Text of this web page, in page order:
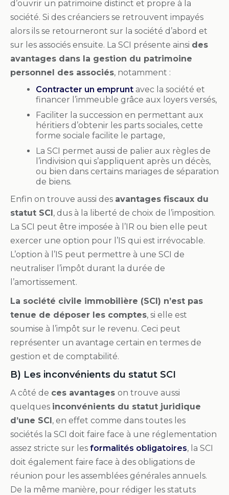
d’ouvrir un patrimoine distinct et propre à la
société. Si des créanciers se retrouvent impayés
alors ils se retourneront sur la société d’abord et
sur les associés ensuite. La SCI présente ainsi des
avantages dans la gestion du patrimoine
personnel des associés, notamment :
Contracter un emprunt avec la société et
financer l’immeuble grâce aux loyers versés,
Faciliter la succession en permettant aux
héritiers d’obtenir les parts sociales, cette
forme sociale facilite le partage,
La SCI permet aussi de palier aux règles de
l’indivision qui s’appliquent après un décès,
ou bien dans certains mariages de séparation
de biens.
Enfin on trouve aussi des avantages fiscaux du
statut SCI, dus à la liberté de choix de l’imposition.
La SCI peut être imposée à l’IR ou bien elle peut
exercer une option pour l’IS qui est irrévocable.
L’option à l’IS peut permettre à une SCI de
neutraliser l’impôt durant la durée de
l’amortissement.
La société civile immobilière (SCI) n’est pas
tenue de déposer les comptes, si elle est
soumise à l’impôt sur le revenu. Ceci peut
représenter un avantage certain en termes de
gestion et de comptabilité.
B) Les inconvénients du statut SCI
A côté de ces avantages on trouve aussi
quelques inconvénients du statut juridique
d’une SCI, en effet comme dans toutes les
sociétés la SCI doit faire face à une réglementation
assez stricte sur les formalités obligatoires, la SCI
doit également faire face à des obligations de
réunion pour les assemblées générales annuels.
De la même manière, pour rédiger les statuts